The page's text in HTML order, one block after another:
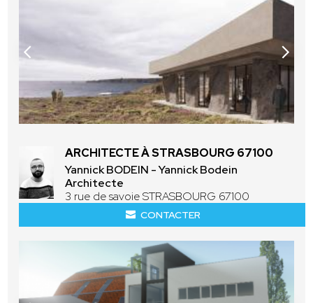
ARCHITECTE À STRASBOURG 67100
Yannick BODEIN - Yannick Bodein
Architecte
3 rue de savoie STRASBOURG 67100
CONTACTER